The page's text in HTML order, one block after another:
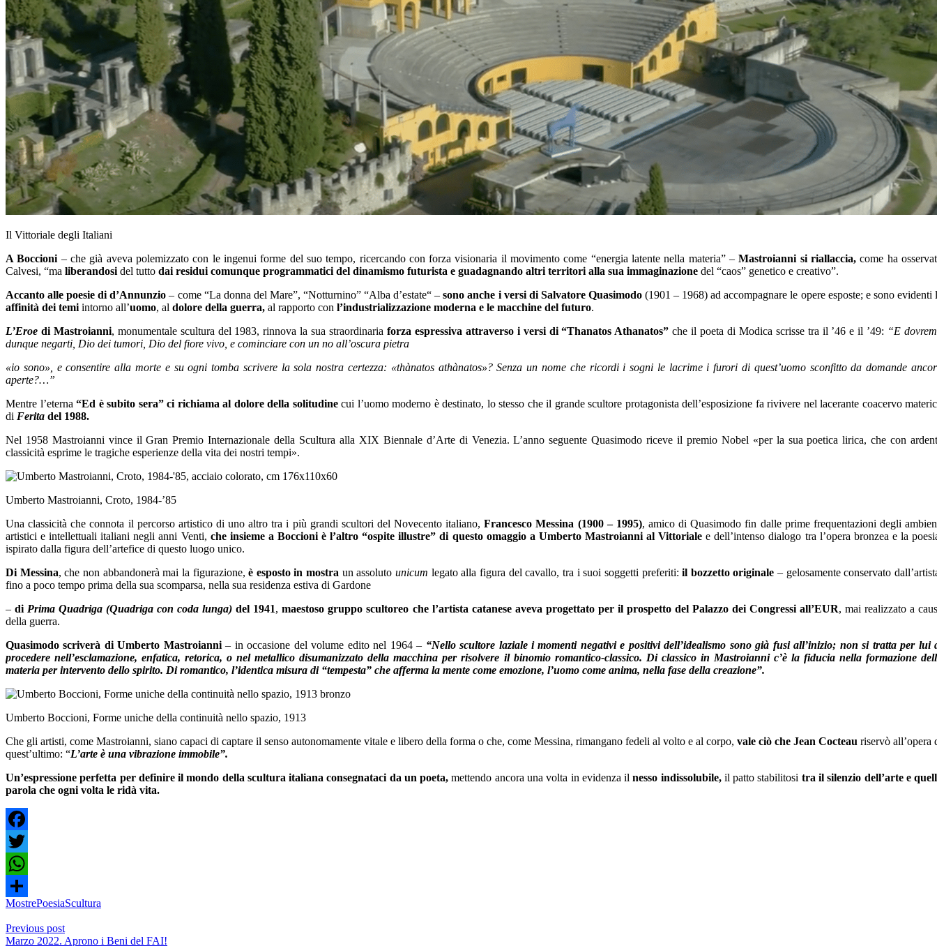
Il Vittoriale degli Italiani
A Boccioni – che già aveva polemizzato con le ingenui forme del suo tempo, ricercando con forza visionaria il movimento come “energia latente nella materia” –Mastroianni si riallaccia,come ha
Calvesi, “ma liberandosi del tutto dai residui comunque programmatici del dinamismo futurista e guadagnando altri territori alla sua immaginazione del “caos” genetico e creativo”.
Accanto alle poesie di d’Annunzio– come “La donna del Mare”, “Notturnino” “Alba d’estate“ –sono anche i versi di Salvatore Quasimodo(1901 – 1968) ad accompagnare le opere esposte; e sono evidenti
affinità dei temi intorno all’uomo, al dolore della guerra, al rapporto con l’industrializzazione moderna e le macchine del futuro.
L’Eroe di Mastroianni, monumentale scultura del 1983, rinnova la sua straordinaria forza espressiva attraverso i versi di “Thanatos Athanatos”che il poeta di Modica scrisse tra il ’46 e il ’49: “E
dunque negarti, Dio dei tumori, Dio del fiore vivo, e cominciare con un no all’oscura pietra
«io sono», e consentire alla morte e su ogni tomba scrivere la sola nostra certezza: «thànatos athànatos»? Senza un nome che ricordi i sogni le lacrime i furori di quest’uomo sconfitto da domande
aperte?…”
Mentre l’eterna “Ed è subito sera” ci richiama al dolore della solitudine cui l’uomo moderno è destinato, lo stesso che il grande scultore protagonista dell’esposizione fa rivivere nel lacerante coacervo
di Ferita del 1988.
Nel 1958 Mastroianni vince il Gran Premio Internazionale della Scultura alla XIX Biennale d’Arte di Venezia. L’anno seguente Quasimodo riceve il premio Nobel «per la sua poetica lirica, che con
classicità esprime le tragiche esperienze della vita dei nostri tempi».
Umberto Mastroianni, Croto, 1984-’85
Una classicità che connota il percorso artistico di uno altro tra i più grandi scultori del Novecento italiano,Francesco Messina (1900 – 1995), amico di Quasimodo fin dalle prime frequentazioni degli
artistici e intellettuali italiani negli anni Venti, che insieme a Boccioni è l’altro “ospite illustre” di questo omaggio a Umberto Mastroianni al Vittorialee dell’intenso dialogo tra l’opera bronzea e la
ispirato dalla figura dell’artefice di questo luogo unico.
Di Messina, che non abbandonerà mai la figurazione,è esposto in mostra un assolutounicum legato alla figura del cavallo, tra i suoi soggetti preferiti:il bozzetto originale– gelosamente conservato
fino a poco tempo prima della sua scomparsa, nella sua residenza estiva di Gardone
–di Prima Quadriga (Quadriga con coda lunga)del 1941,maestoso gruppo scultoreo che l’artista catanese aveva progettato per il prospetto del Palazzo dei Congressi all’EUR, mai realizzato a
della guerra.
Quasimodo scriverà di Umberto Mastroianni– in occasione del volume edito nel 1964 – “Nello scultore laziale i momenti negativi e positivi dell’idealismo sono già fusi all’inizio; non si tratta per lui
procedere nell’esclamazione, enfatica, retorica, o nel metallico disumanizzato della macchina per risolvere il binomio romantico-classico. Di classico in Mastroianni c’è la fiducia nella formazione
materia per intervento dello spirito. Di romantico, l’identica misura di “tempesta” che afferma la mente come emozione, l’uomo come anima, nella fase della creazione”.
Umberto Boccioni, Forme uniche della continuità nello spazio, 1913
Che gli artisti, come Mastroianni, siano capaci di captare il senso autonomamente vitale e libero della forma o che, come Messina, rimangano fedeli al volto e al corpo, vale ciò che Jean Cocteau riservò all’opera
quest’ultimo: “L’arte è una vibrazione immobile”.
Un’espressione perfetta per definire il mondo della scultura italiana consegnataci da un poeta,mettendo ancora una volta in evidenza ilnesso indissolubile, il patto stabilitosi tra il silenzio dell’arte e
parola che ogni volta le ridà vita.
Facebook
Twitter
WhatsApp
Share
MostrePoesiaScultura
Previous post
Marzo 2022. Aprono i Beni del FAI!